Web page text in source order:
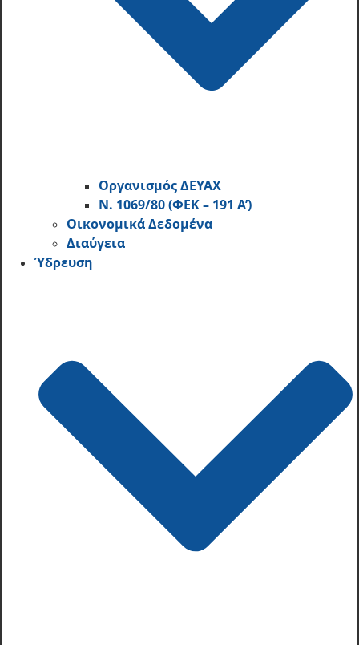
Οργανισμός ΔΕΥΑΧ
Ν. 1069/80 (ΦΕΚ – 191 Α’)
Οικονομικά Δεδομένα
Διαύγεια
Ύδρευση